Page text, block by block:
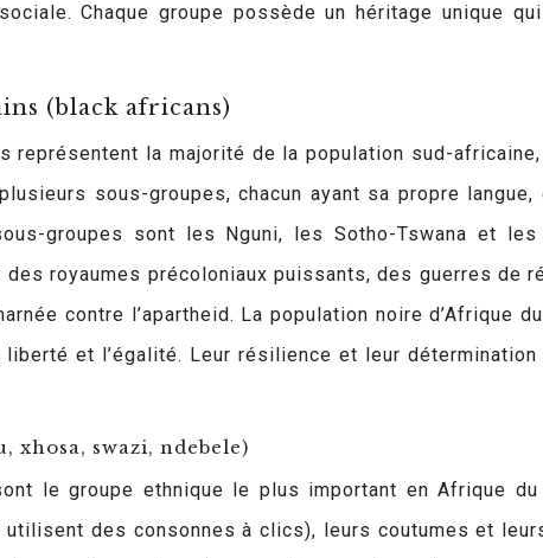
Chaque groupe possède un héritage unique
(black africans)
représentent la majorité de la population sud-
sous-groupes, chacun ayant sa propre
groupes sont les Nguni, les Sotho-Tswana et
des royaumes précoloniaux puissants, des guerres de
contre l’apartheid. La population noire d’Afrique
et l’égalité. Leur résilience et leur
xhosa, swazi, ndebele)
le groupe ethnique le plus important en Afrique
utilisent des consonnes à clics), leurs coutumes et